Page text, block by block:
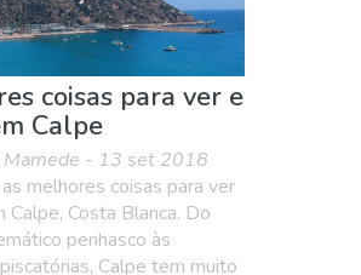
coisas para ver e
Calpe
- 13 set 2018
melhores coisas para ver
Calpe, Costa Blanca. Do
penhasco às
Calpe tem muito